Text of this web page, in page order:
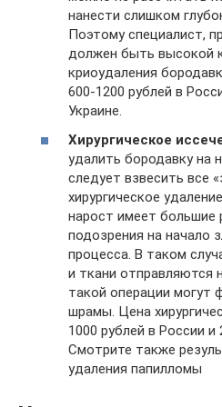
нанести слишком
Поэтому специалист,
должен быть высокой
криоудаления
600-1200 рублей в
Украине.
Хирургическое
удалить бородавку на
следует взвесить все
хирургическое
нарост имеет большие
подозрения на начало
процесса. В таком
и ткани отправляются
такой операции могут
шрамы. Цена
1000 рублей в России и
Смотрите также
удаления папилломы